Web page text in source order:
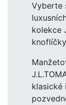
Vyberte
kolekce
klasické